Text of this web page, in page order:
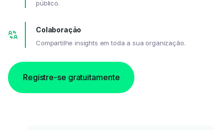
público.
Colaboração
Compartilhe insights em toda a sua organização.
Registre-se gratuitamente